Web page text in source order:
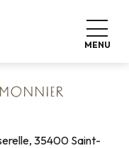
MENU
35400 Saint-